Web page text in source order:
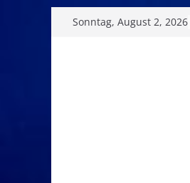
SkipSonntag, August 2, 2026